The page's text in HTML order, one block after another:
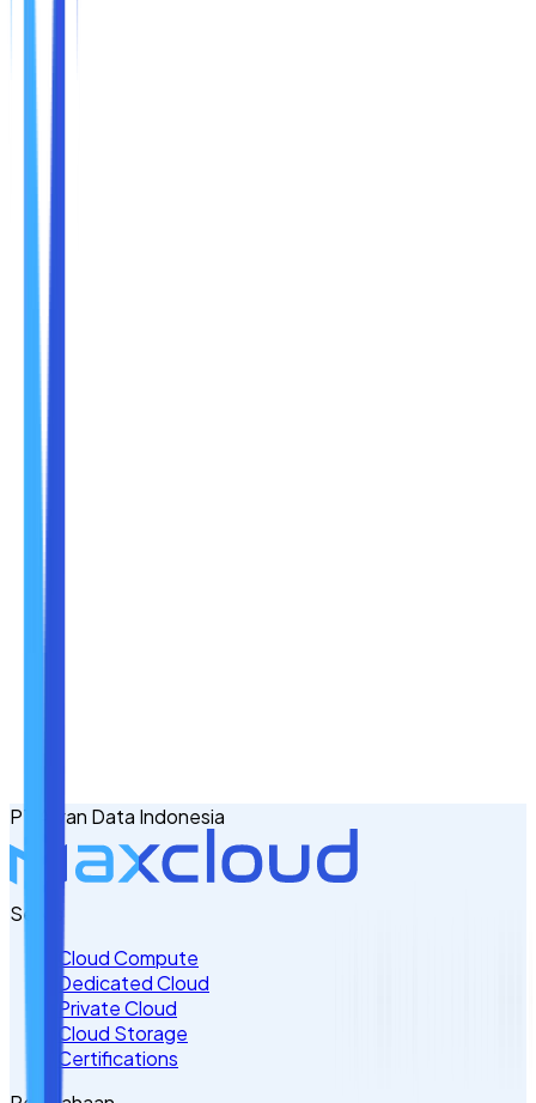
Tulis Kebutuhan Anda di Sini
PT Awan Data Indonesia
Servis
Cloud Compute
Dedicated Cloud
Private Cloud
Cloud Storage
Certifications